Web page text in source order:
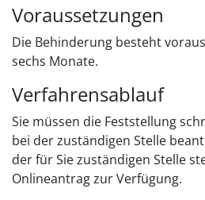
Voraussetzungen
Die Behinderung besteht
sechs Monate.
Verfahrensablauf
Sie müssen die Feststellung
bei der zuständigen Stelle
der für Sie zuständigen Stelle
Onlineantrag zur Verfügung.